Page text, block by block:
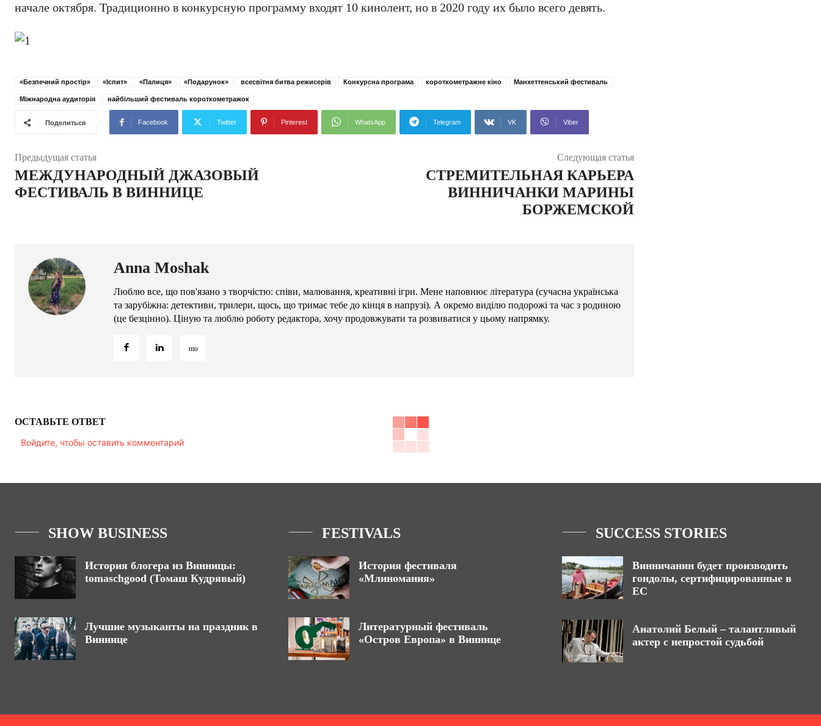
начале октября. Традиционно в конкурсную программу входят 10 кинолент, но в 2020 году их было всего девять.
«Безпечний простір» «Іспит» «Палиця» «Подарунок» всесвітня битва режисерів Конкурсна програма короткометражне кіно Манхеттенський фестиваль
Міжнародна аудиторія найбільший фестиваль короткометражок
Поделиться Facebook Twitter Pinterest WhatsApp Telegram VK Viber
Предыдущая статья
МЕЖДУНАРОДНЫЙ ДЖАЗОВЫЙ
ФЕСТИВАЛЬ В ВИННИЦЕ
Следующая статья
СТРЕМИТЕЛЬНАЯ КАРЬЕРА
ВИННИЧАНКИ МАРИНЫ
БОРЖЕМСКОЙ
Anna Moshak
Люблю все, що пов'язано з творчістю: співи, малювання, креативні ігри. Мене наповнює література (сучасна українська
та зарубіжна: детективи, трилери, щось, що тримає тебе до кінця в напрузі). А окремо виділю подорожі та час з родиною
(це безцінно). Ціную та люблю роботу редактора, хочу продовжувати та розвиватися у цьому напрямку.
ОСТАВЬТЕ ОТВЕТ
Войдите, чтобы оставить комментарий
SHOW BUSINESS
История блогера из Винницы:
tomaschgood (Томаш Кудрявый)
Лучшие музыканты на праздник в
Виннице
FESTIVALS
История фестиваля
«Млиномания»
Литературный фестиваль
«Остров Европа» в Виннице
SUCCESS STORIES
Винничанин будет производить
гондолы, сертифицированные в
ЕС
Анатолий Белый – талантливый
актер с непростой судьбой